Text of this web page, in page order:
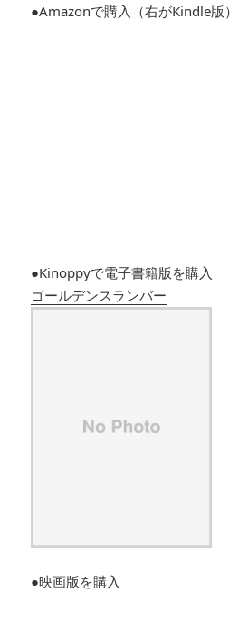
●Amazonで購入（右がKindle版）
●Kinoppyで電子書籍版を購入
ゴールデンスランバー
●映画版を購入